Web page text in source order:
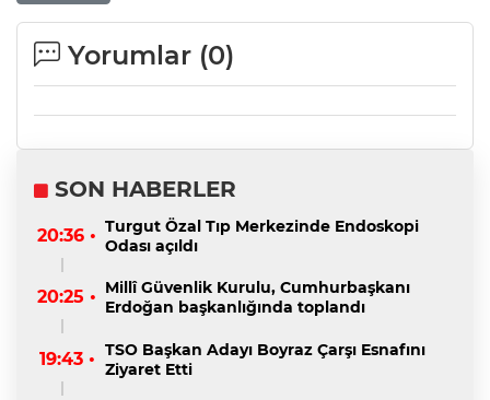
Yorumlar (0)
SON HABERLER
20:36 • Turgut Özal Tıp Merkezinde Endoskopi
Odası açıldı
20:25 • Millî Güvenlik Kurulu, Cumhurbaşkanı
Erdoğan başkanlığında toplandı
19:43 • TSO Başkan Adayı Boyraz Çarşı Esnafını
Ziyaret Etti